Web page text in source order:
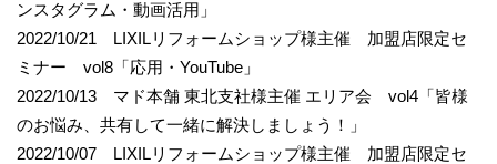
ンスタグラム・動画活用」
2022/10/21 LIXILリフォームショップ様主催 加盟店限定セ
ミナー vol8「応用・YouTube」
2022/10/13 マド本舗 東北支社様主催 エリア会 vol4「皆様
のお悩み、共有して一緒に解決しましょう！」
2022/10/07 LIXILリフォームショップ様主催 加盟店限定セ